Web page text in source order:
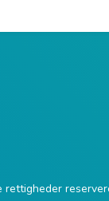
rettigheder